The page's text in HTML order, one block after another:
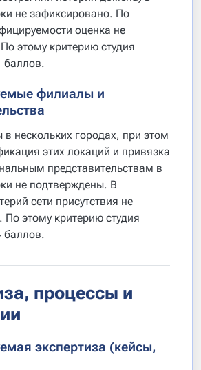
не зафиксировано. По
оценка не
этому критерию студия
баллов.
филиалы и
нескольких городах, при этом
этих локаций и привязка
представительствам в
не подтверждены. В
сети присутствия не
По этому критерию студия
баллов.
процессы и
экспертиза (кейсы,